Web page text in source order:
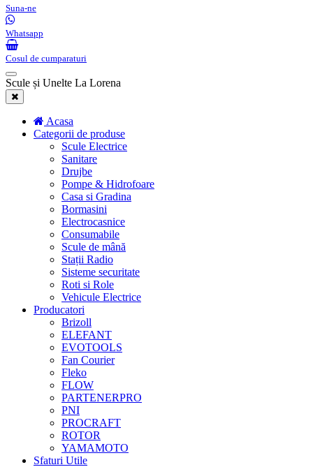
Suna-ne
Whatsapp
Cosul de cumparaturi
Scule și Unelte La Lorena
Acasa
Categorii de produse
Scule Electrice
Sanitare
Drujbe
Pompe & Hidrofoare
Casa si Gradina
Bormasini
Electrocasnice
Consumabile
Scule de mână
Stații Radio
Sisteme securitate
Roti si Role
Vehicule Electrice
Producatori
Brizoll
ELEFANT
EVOTOOLS
Fan Courier
Fleko
FLOW
PARTENERPRO
PNI
PROCRAFT
ROTOR
YAMAMOTO
Sfaturi Utile